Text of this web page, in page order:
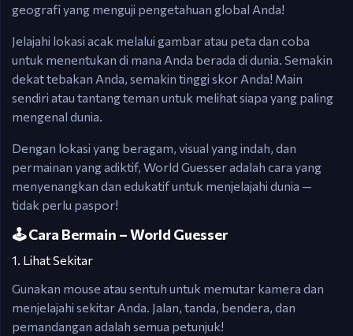
geografi yang menguji pengetahuan global Anda!
Jelajahi lokasi acak melalui gambar atau peta dan coba
untuk menentukan di mana Anda berada di dunia. Semakin
dekat tebakan Anda, semakin tinggi skor Anda! Main
sendiri atau tantang teman untuk melihat siapa yang paling
mengenal dunia.
Dengan lokasi yang beragam, visual yang indah, dan
permainan yang adiktif, World Guesser adalah cara yang
menyenangkan dan edukatif untuk menjelajahi dunia —
tidak perlu paspor!
🕹️ Cara Bermain – World Guesser
1. Lihat Sekitar
Gunakan mouse atau sentuh untuk memutar kamera dan
menjelajahi sekitar Anda. Jalan, tanda, bendera, dan
pemandangan adalah semua petunjuk!